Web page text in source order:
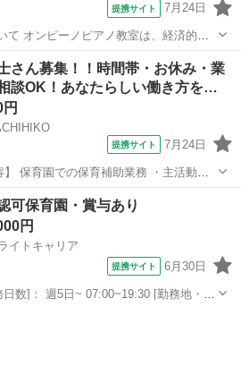
提携サイト 7月24日
て オンピーノピアノ教室は、経済的な
べての子どもたちが平等に音楽を学べ
れました。 出張レッスンとい
で、 「近...
インストラクター
さん募集！！時間帯・お休み・業
談OK！あなたらしい働き方を…
提携サイト 7月24日
保育園での保育補助業務 ・主活動の
かせ等) ・給食、おやつ等の介助 ・午
は… ・遊びの見
田駅 保育士
可保育園・賞与あり
円
イトキャリア
提携サイト 6月30日